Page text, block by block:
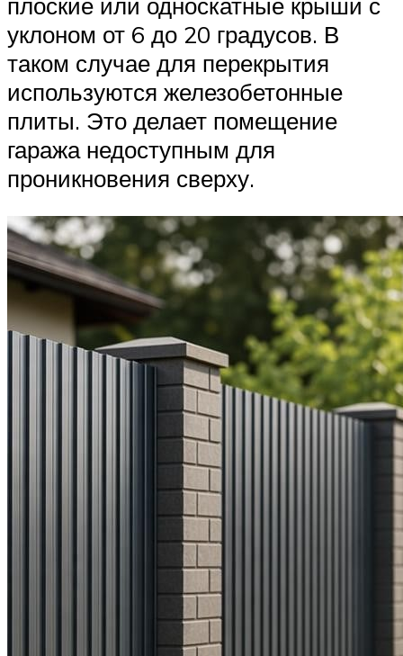
плоские или односкатные крыши с
уклоном от 6 до 20 градусов. В
таком случае для перекрытия
используются железобетонные
плиты. Это делает помещение
гаража недоступным для
проникновения сверху.